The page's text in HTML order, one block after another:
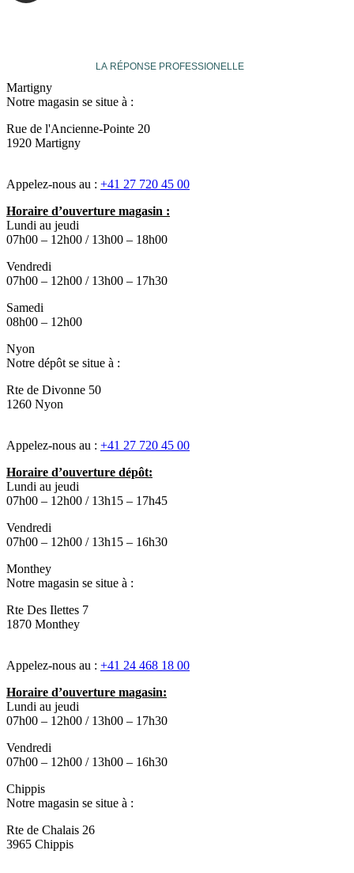
LA RÉPONSE PROFESSIONELLE
Martigny
Notre magasin se situe à :
Rue de l'Ancienne-Pointe 20
1920 Martigny
Appelez-nous au : +41 27 720 45 00
Horaire d’ouverture magasin :
Lundi au jeudi
07h00 – 12h00 / 13h00 – 18h00
Vendredi
07h00 – 12h00 / 13h00 – 17h30
Samedi
08h00 – 12h00
Nyon
Notre dépôt se situe à :
Rte de Divonne 50
1260 Nyon
Appelez-nous au : +41 27 720 45 00
Horaire d’ouverture dépôt:
Lundi au jeudi
07h00 – 12h00 / 13h15 – 17h45
Vendredi
07h00 – 12h00 / 13h15 – 16h30
Monthey
Notre magasin se situe à :
Rte Des Ilettes 7
1870 Monthey
Appelez-nous au : +41 24 468 18 00
Horaire d’ouverture magasin:
Lundi au jeudi
07h00 – 12h00 / 13h00 – 17h30
Vendredi
07h00 – 12h00 / 13h00 – 16h30
Chippis
Notre magasin se situe à :
Rte de Chalais 26
3965 Chippis